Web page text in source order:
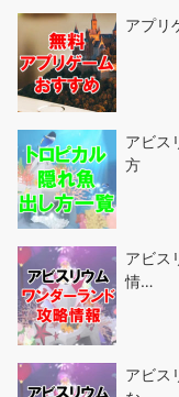
アプリ
アビス
方
アビス
情…
アビス